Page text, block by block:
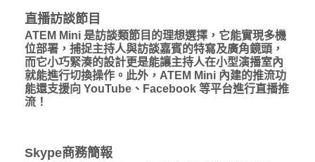
直播訪談節目
ATEM Mini 是訪談類節目的理想選擇，它能實現多機
位部署，捕捉主持人與訪談嘉賓的特寫及廣角鏡頭，
而它小巧緊湊的設計更是能讓主持人在小型演播室內
就能進行切換操作。此外，ATEM Mini 內建的推流功
能還支援向 YouTube、Facebook 等平台進行直播推
流！
Skype商務簡報